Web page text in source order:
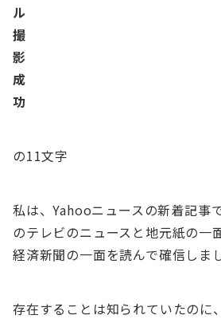
ル
撮
影
成
功
の11文字
私は、Yahooニュースの新着記事
のテレビのニュースと地元紙の一
経済新聞の一面を読んで確信しま
存在することは知られていたのに